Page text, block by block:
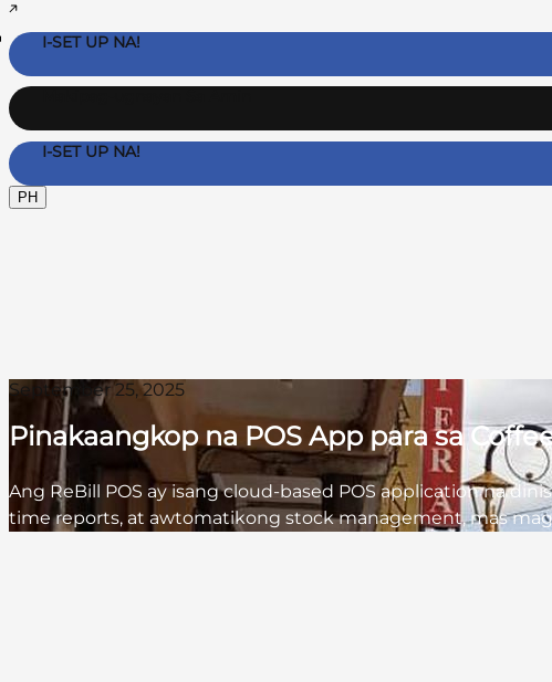
I-SET UP NA!
I-SET UP NA!
PH
September 25, 2025
Pinakaangkop na POS App para sa
Ang ReBill POS ay isang cloud-based POS application na
time reports, at awtomatikong stock management, mas